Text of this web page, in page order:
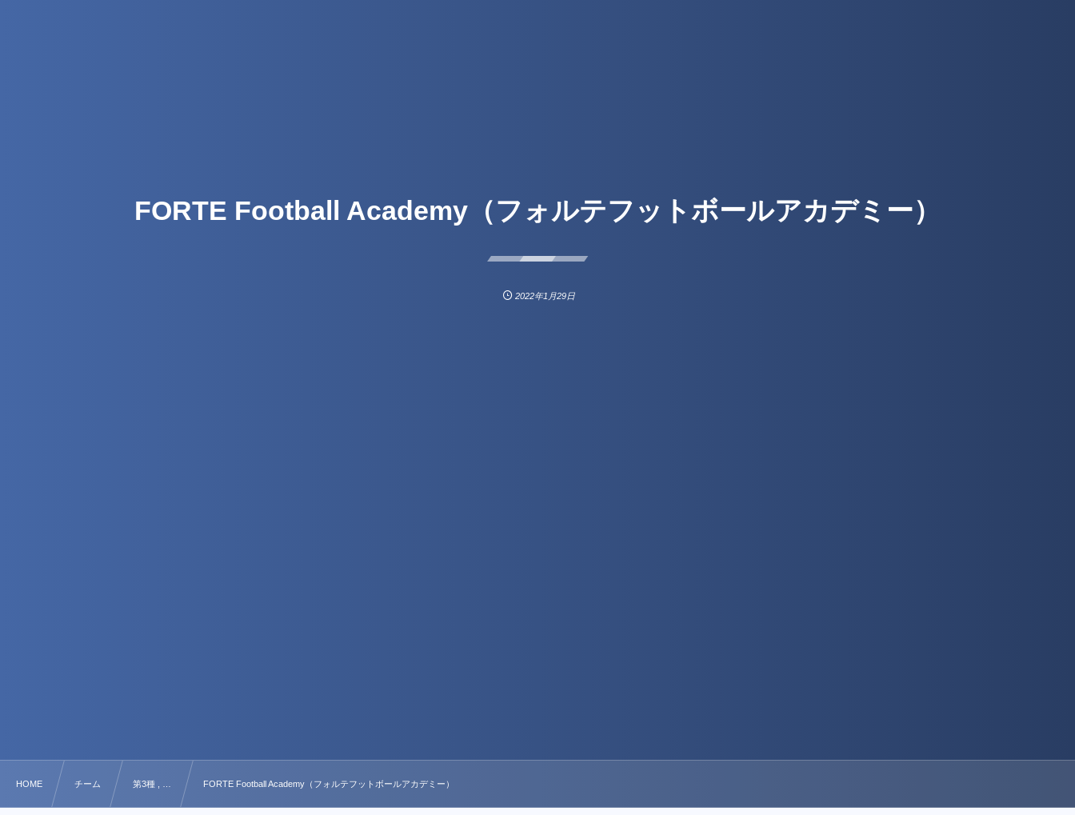
FORTE Football Academy（フォルテフットボールアカデミー）
2022年1月29日
HOME チーム 第3種 , … FORTE Football Academy（フォルテフットボールアカデミー）